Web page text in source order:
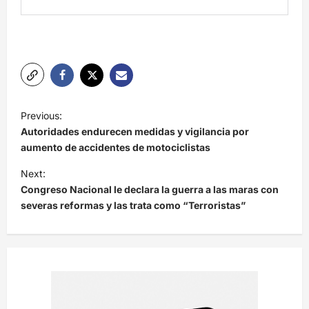
N
a
v
e
g
a
c
Previous:
Autoridades endurecen medidas y vigilancia por
aumento de accidentes de motociclistas
Next:
Congreso Nacional le declara la guerra a las maras con
severas reformas y las trata como “Terroristas”